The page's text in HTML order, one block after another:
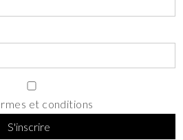
et conditions